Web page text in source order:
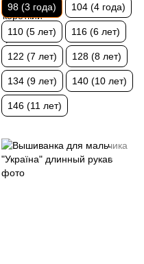
98 (3 года) 104 (4 года)
110 (5 лет) 116 (6 лет)
122 (7 лет) 128 (8 лет)
134 (9 лет) 140 (10 лет)
146 (11 лет)